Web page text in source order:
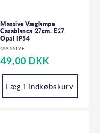
Massive Væglampe
Casablanca 27cm. E27
Opal IP54
Forhandler:
MASSIVE
Normalpris
49,00 DKK
Læg i indkøbskurv